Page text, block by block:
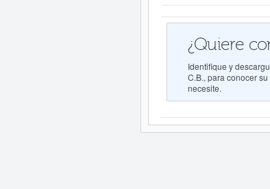
¿Quiere
Identifique y
C.B., para conocer
necesite.